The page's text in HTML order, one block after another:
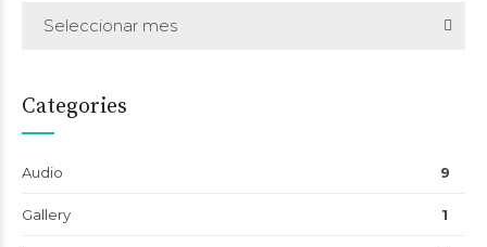
Seleccionar mes
Categories
Audio 9
Gallery 1